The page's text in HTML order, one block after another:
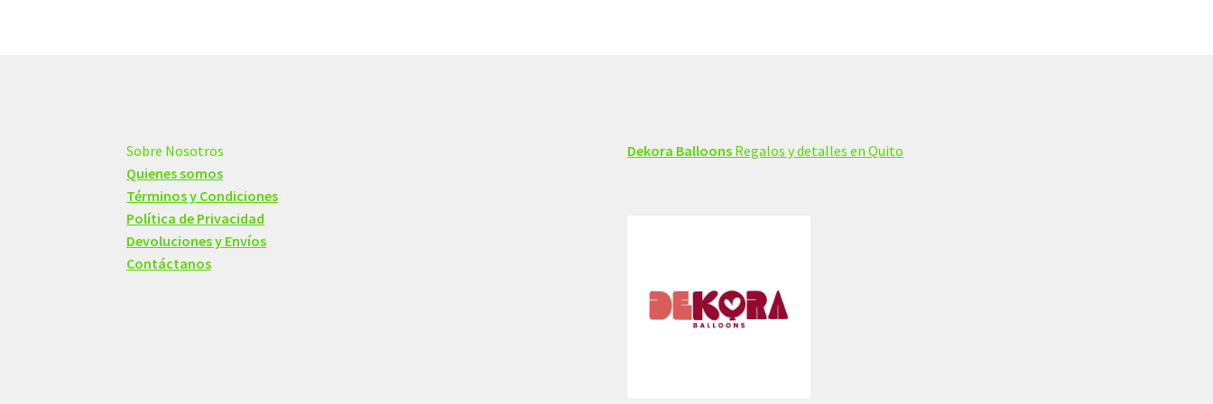
Sobre Nosotros
Quienes somos
Términos y Condiciones
Política de Privacidad
Devoluciones y Envíos
Contáctanos
Dekora Balloons Regalos y detalles en Quito